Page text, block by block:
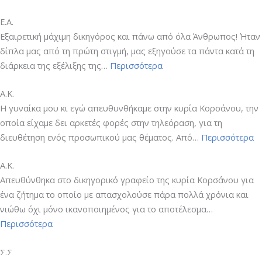
Ε.Α.
Εξαιρετική μάχιμη δικηγόρος και πάνω από όλα Άνθρωπος! Ήταν
δίπλα μας από τη πρώτη στιγμή, μας εξηγούσε τα πάντα κατά τη
διάρκεια της εξέλιξης της… Περισσότερα“Ε.Α.”
Α.Κ.
Η γυναίκα μου κι εγώ απευθυνθήκαμε στην κυρία Κορσάνου, την
οποία είχαμε δει αρκετές φορές στην τηλεόραση, για τη
διευθέτηση ενός προσωπικού μας θέματος. Από… Περισσότερα
Α.Κ.
Απευθύνθηκα στο δικηγορικό γραφείο της κυρία Κορσάνου για
ένα ζήτημα το οποίο με απασχολούσε πάρα πολλά χρόνια και
νιώθω όχι μόνο ικανοποιημένος για το αποτέλεσμα…
Περισσότερα“Α.Κ.”
Σ.Σ